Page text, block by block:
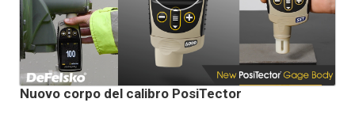
Nuovo corpo del calibro PosiTector